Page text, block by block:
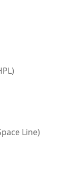
Line)